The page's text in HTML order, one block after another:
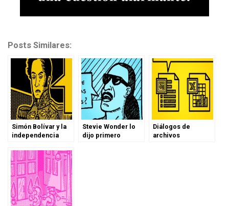
Posts Similares:
Simón Bolívar y la
independencia
Stevie Wonder lo
dijo primero
Diálogos de
archivos